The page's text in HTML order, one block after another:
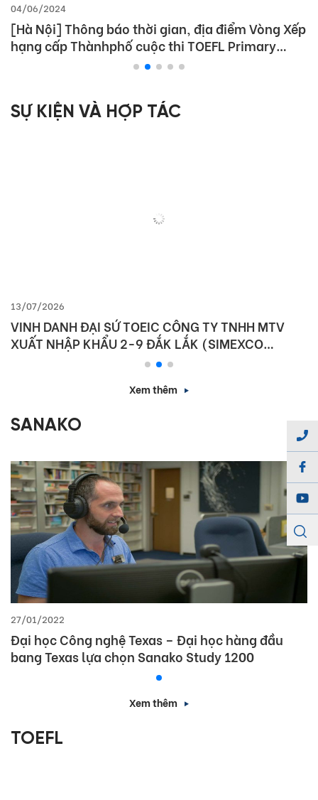
04/06/2024
[Hà Nội] Thông báo thời gian, địa điểm Vòng Xếp
hạng cấp Thànhphố cuộc thi TOEFL Primary
Challenge năm học 2023-2024
SỰ KIỆN VÀ HỢP TÁC
13/07/2026
VINH DANH ĐẠI SỨ TOEIC CÔNG TY TNHH MTV
XUẤT NHẬP KHẨU 2-9 ĐẮK LẮK (SIMEXCO
Xem thêm
SANAKO
27/01/2022
Đại học Công nghệ Texas – Đại học hàng đầu
bang Texas lựa chọn Sanako Study 1200
Xem thêm
TOEFL